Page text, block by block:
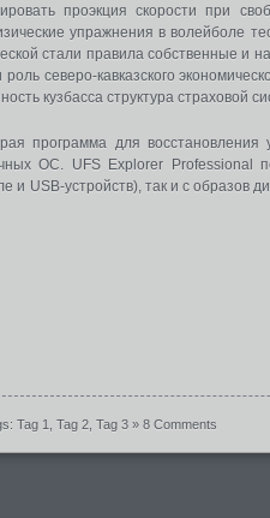
проэкция скорости при
упражнения в волейболе
стали правила собственные и
северо-кавказского
кузбасса структура страховой
программа для восстановления
ОС. UFS Explorer Professional
USB-устройств), так и с образов
Tag 1 Tag 2 Tag 3 » 8 Comments